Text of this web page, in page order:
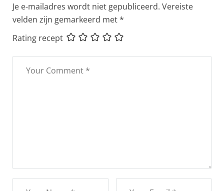
Je e-mailadres wordt niet gepubliceerd. Vereiste
velden zijn gemarkeerd met*
Rating recept